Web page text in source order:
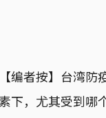
【编者按】台湾
下，尤其受到哪